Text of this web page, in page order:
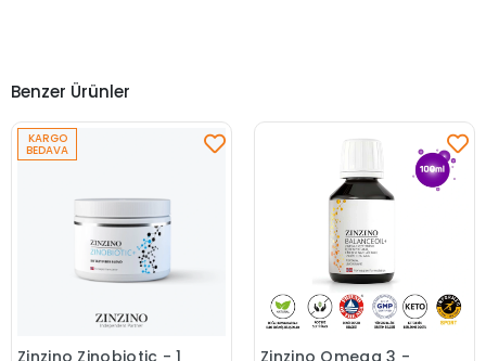
Benzer Ürünler
KARGO
BEDAVA